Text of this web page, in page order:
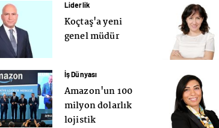
Liderlik
Koçtaş'a yeni
genel müdür
İş Dünyası
Amazon'un 100
milyon dolarlık
lojistik